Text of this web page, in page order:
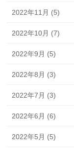
2022年11月 (5)
2022年10月 (7)
2022年9月 (5)
2022年8月 (3)
2022年7月 (3)
2022年6月 (6)
2022年5月 (5)